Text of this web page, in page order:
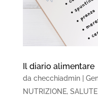
Il diario alimentare
da checchiadmin|
NUTRIZIONE, SALUTE